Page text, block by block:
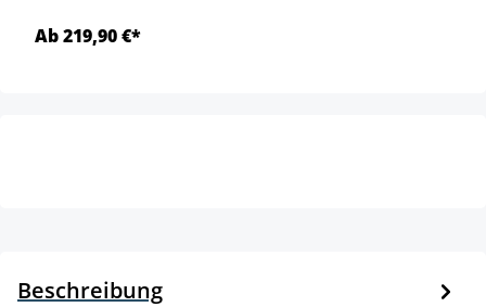
Ab 219,90 €*
Beschreibung